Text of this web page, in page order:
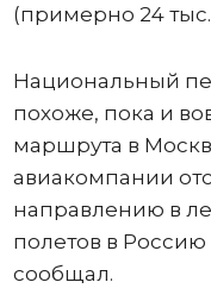
(примерно 24
Национальный
похоже, пока и
маршрута в
авиакомпании
направлению в
полетов в
сообщал.